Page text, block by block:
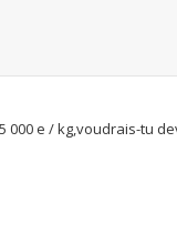
000 e / kg,voudrais-tu